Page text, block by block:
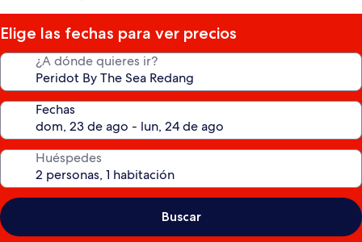
estrellas
Elige las fechas para ver precios
¿A dónde quieres ir?
Fechas
Huéspedes
Buscar